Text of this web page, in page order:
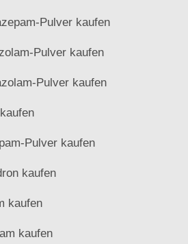
Pulver kaufen
Pulver kaufen
Pulver kaufen
Pulver kaufen
kaufen
kaufen
kaufen